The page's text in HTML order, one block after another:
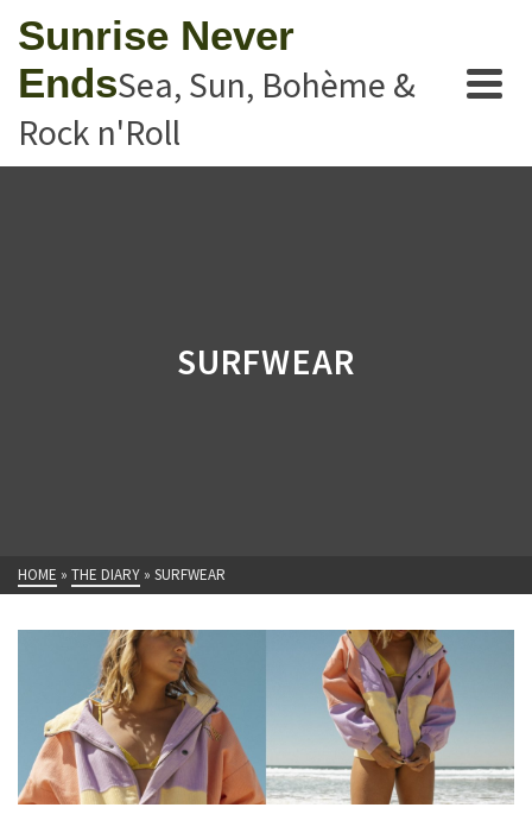
Sunrise Never
EndsSea, Sun, Bohème &
Rock n'Roll
SURFWEAR
HOME » THE DIARY » SURFWEAR